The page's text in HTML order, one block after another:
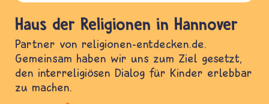
Haus der Religionen in Hannover
Partner von religionen-entdecken.de.
Gemeinsam haben wir uns zum Ziel gesetzt,
den interreligiösen Dialog für Kinder erlebbar
zu machen.